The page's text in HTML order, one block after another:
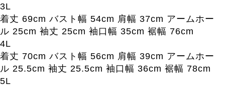
3L
着丈 69cm バスト幅 54cm 肩幅 37cm アームホー
ル 25cm 袖丈 25cm 袖口幅 35cm 裾幅 76cm
4L
着丈 70cm バスト幅 56cm 肩幅 39cm アームホー
ル 25.5cm 袖丈 25.5cm 袖口幅 36cm 裾幅 78cm
5L